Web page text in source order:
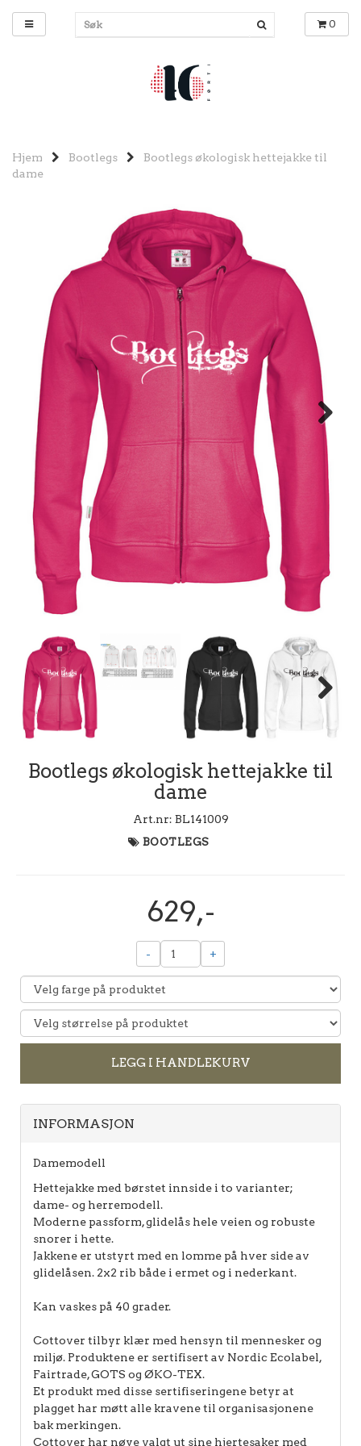
0
Hjem Bootlegs
Bootlegs økologisk hettejakke til
dame
Next
Bootlegs økologisk hettejakke til
dame
Art.nr: BL141009
BOOTLEGS
629,-
- +
LEGG I HANDLEKURV
INFORMASJON
Damemodell
Hettejakke med børstet innside i to varianter;
dame- og herremodell.
Moderne passform, glidelås hele veien og robuste
snorer i hette.
Jakkene er utstyrt med en lomme på hver side av
glidelåsen. 2x2 rib både i ermet og i nederkant.
Kan vaskes på 40 grader.
Cottover tilbyr klær med hensyn til mennesker og
miljø. Produktene er sertifisert av Nordic Ecolabel,
Fairtrade, GOTS og ØKO-TEX.
Et produkt med disse sertifiseringene betyr at
plagget har møtt alle kravene til organisasjonene
bak merkingen.
Cottover har nøye valgt ut sine hjertesaker med